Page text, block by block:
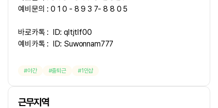
예비문의 : 0 1 0 - 8 9 3 7- 8 8 0 5
바로카톡 : ID: qltjtlf00
예비카톡 : ID: Suwonnam777
야간 출퇴근 1인샵
근무지역